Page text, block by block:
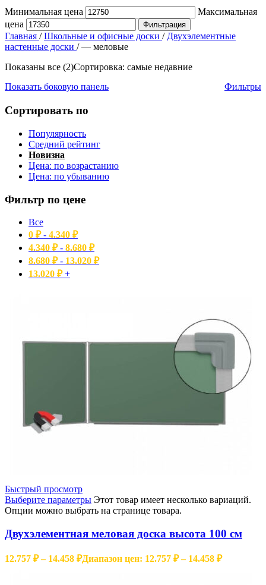
Минимальная цена
Максимальная
цена
Фильтрация
Главная / Школьные и офисные доски / Двухэлементные
настенные доски / — меловые
Показаны все (2)Сортировка: самые недавние
Показать боковую панель
Фильтры
Сортировать по
Популярность
Средний рейтинг
Новизна
Цена: по возрастанию
Цена: по убыванию
Фильтр по цене
Все
0 ₽- 4.340 ₽
4.340 ₽- 8.680 ₽
8.680 ₽- 13.020 ₽
13.020 ₽+
Быстрый просмотр
Выберите параметры Этот товар имеет несколько вариаций.
Опции можно выбрать на странице товара.
Двухэлементная меловая доска высота 100 см
12.757 ₽ – 14.458 ₽Диапазон цен: 12.757 ₽ – 14.458 ₽